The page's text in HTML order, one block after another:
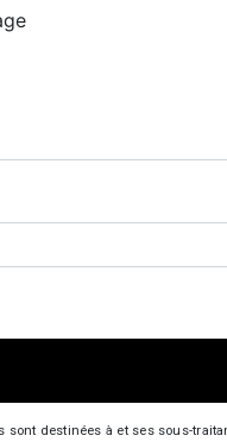
destinées à et ses sous-